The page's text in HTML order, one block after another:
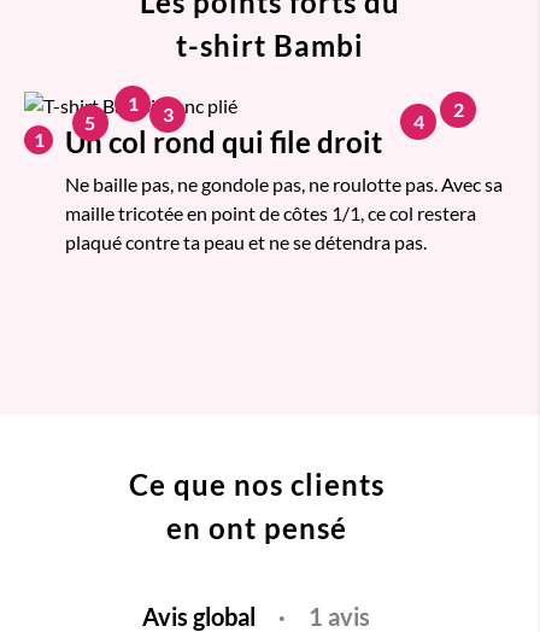
t-shirt Bambi
1 Un col rond qui file droit
Ne baille pas, ne gondole pas, ne roulotte pas. Avec sa
maille tricotée en point de côtes 1/1, ce col restera
plaqué contre ta peau et ne se détendra pas.
1 2
3 4
5
Ce que nos clients
en ont pensé
Avis global · 1 avis